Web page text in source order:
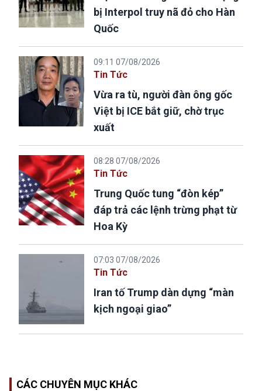
bị Interpol truy nã đỏ cho Hàn
Quốc
09:11 07/08/2026
Tin Tức
Vừa ra tù, người đàn ông gốc
Việt bị ICE bắt giữ, chờ trục
xuất
08:28 07/08/2026
Tin Tức
Trung Quốc tung “đòn kép”
đáp trả các lệnh trừng phạt từ
Hoa Kỳ
07:03 07/08/2026
Tin Tức
Iran tố Trump dàn dựng “màn
kịch ngoại giao”
CÁC CHUYÊN MỤC KHÁC